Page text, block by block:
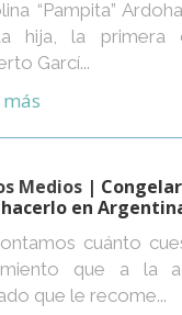
“Pampita”
hija, la primera
Garcí...
Medios |
en
cuánto
que a la
que le recome...